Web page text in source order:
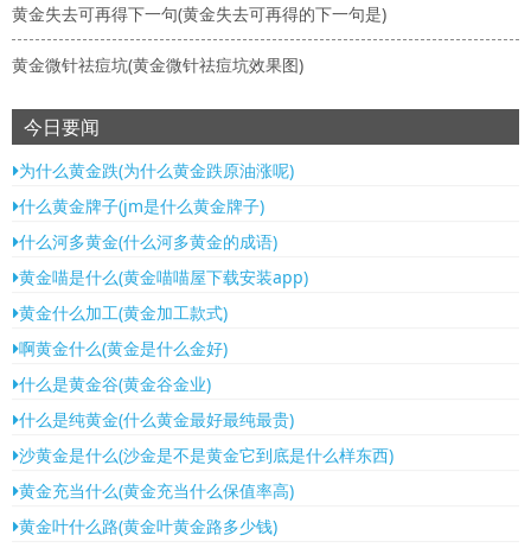
黄金失去可再得下一句(黄金失去可再得的下一句是)
黄金微针祛痘坑(黄金微针祛痘坑效果图)
今日要闻
为什么黄金跌(为什么黄金跌原油涨呢)
什么黄金牌子(jm是什么黄金牌子)
什么河多黄金(什么河多黄金的成语)
黄金喵是什么(黄金喵喵屋下载安装app)
黄金什么加工(黄金加工款式)
啊黄金什么(黄金是什么金好)
什么是黄金谷(黄金谷金业)
什么是纯黄金(什么黄金最好最纯最贵)
沙黄金是什么(沙金是不是黄金它到底是什么样东西)
黄金充当什么(黄金充当什么保值率高)
黄金叶什么路(黄金叶黄金路多少钱)